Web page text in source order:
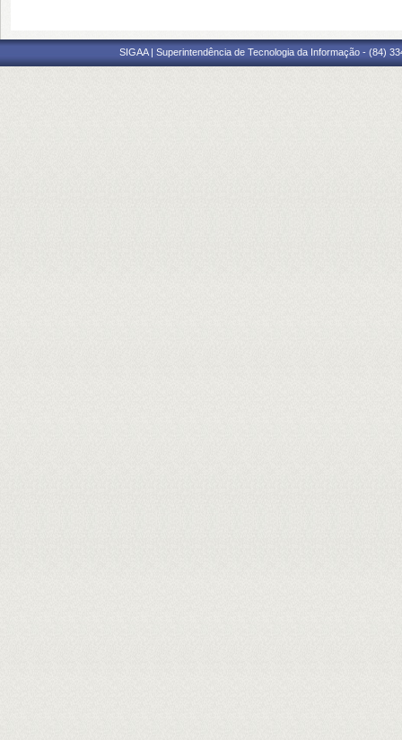
SIGAA | Superintendência de Tecnologia da Informação - (84)